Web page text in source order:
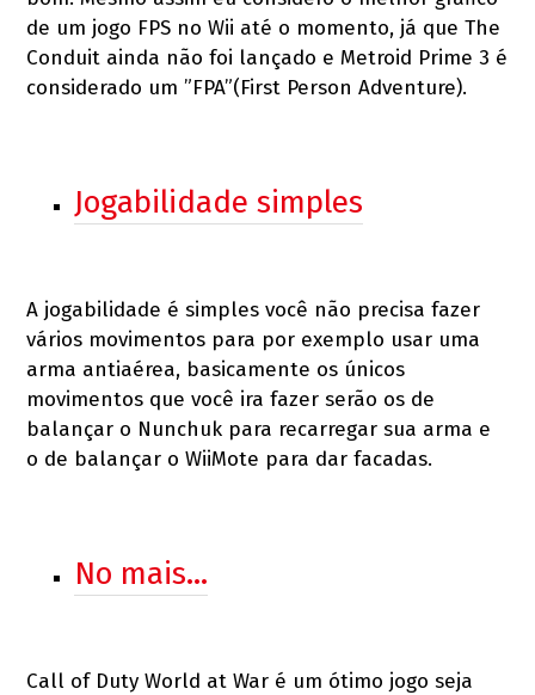
de um jogo FPS no Wii até o momento, já que The
Conduit ainda não foi lançado e Metroid Prime 3 é
considerado um ”FPA”(First Person Adventure).
Jogabilidade simples
A jogabilidade é simples você não precisa fazer
vários movimentos para por exemplo usar uma
arma antiaérea, basicamente os únicos
movimentos que você ira fazer serão os de
balançar o Nunchuk para recarregar sua arma e
o de balançar o WiiMote para dar facadas.
No mais…
Call of Duty World at War é um ótimo jogo seja